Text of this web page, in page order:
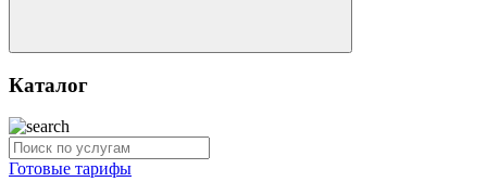
Каталог
Готовые тарифы